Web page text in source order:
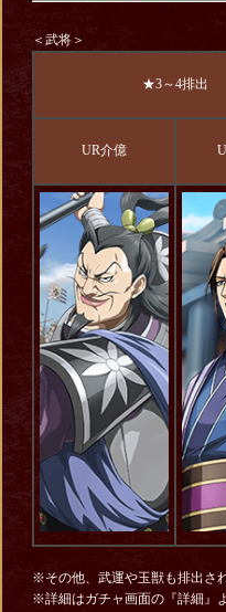
＜武将＞
★3～4排出
UR介億
※その他、武運や玉獣も排出さ
※詳細はガチャ画面の『詳細』